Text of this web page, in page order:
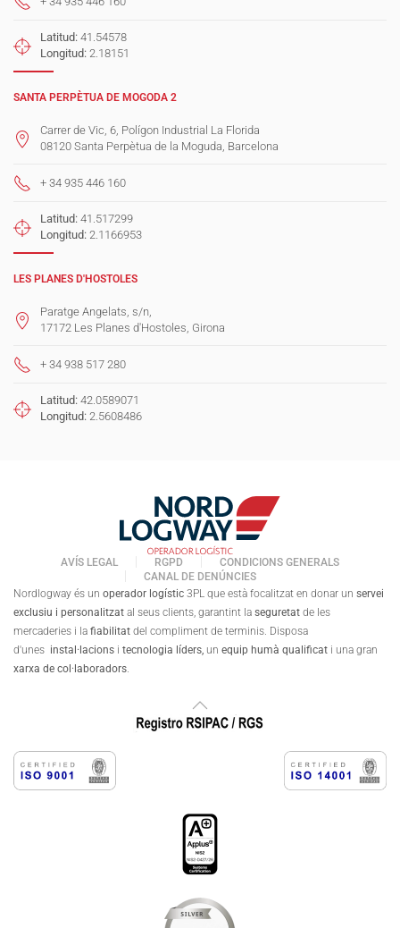
Latitud: 41.54578
Longitud: 2.18151
SANTA PERPÈTUA DE MOGODA 2
Carrer de Vic, 6, Polígon Industrial La Florida
08120 Santa Perpètua de la Moguda, Barcelona
+ 34 935 446 160
Latitud: 41.517299
Longitud: 2.1166953
LES PLANES D'HOSTOLES
Paratge Angelats, s/n,
17172 Les Planes d'Hostoles, Girona
+ 34 938 517 280
Latitud: 42.0589071
Longitud: 2.5608486
AVÍS LEGAL RGPD
CONDICIONS GENERALS
CANAL DE DENÚNCIES
Nordlogway és un operador logístic 3PL que està focalitzat en donar un servei
exclusiu i personalitzat al seus clients, garantint la seguretat de les
mercaderies i la fiabilitat del compliment de terminis. Disposa
d'unes instal·lacions i tecnologia líders, un equip humà qualificat i una gran
xarxa de col·laboradors